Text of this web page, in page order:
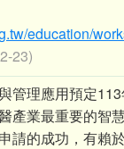
education/
23)
管理應用預定
產業最重要的智
請的成功，有賴